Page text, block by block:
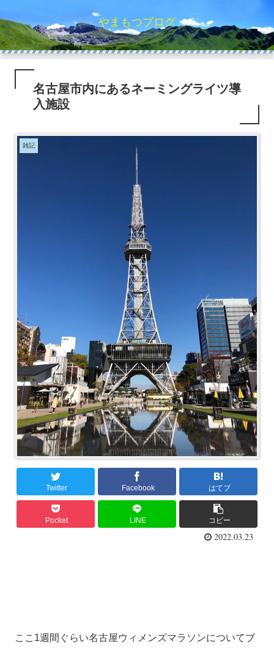
やまもつブログ
名古屋市内にあるネーミングライツ導
入施設
雑記
Twitter Facebook はてブ
Pocket LINE コピー
2022.03.23
ここ1週間ぐらい名古屋ウィメンズマラソンについてブ